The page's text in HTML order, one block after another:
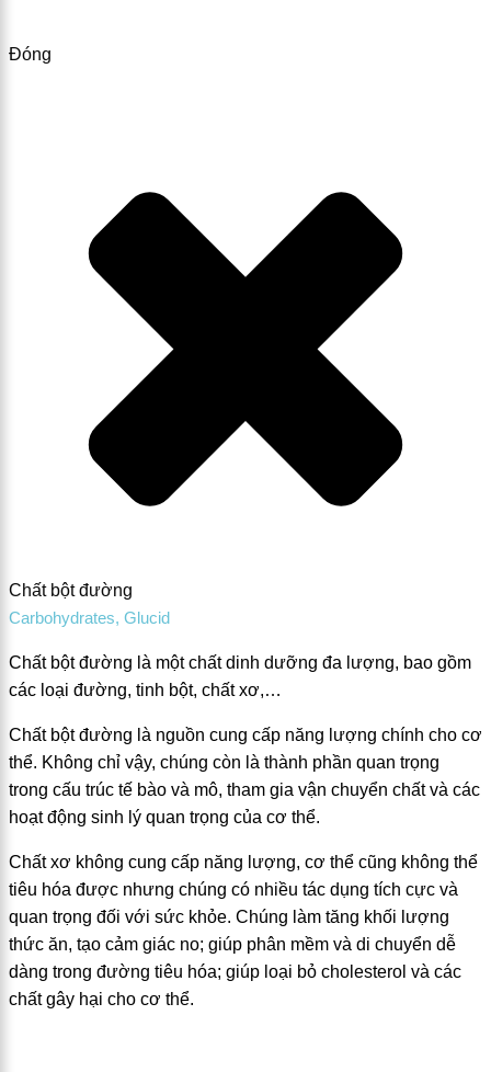
Đóng
Chất bột đường
Carbohydrates, Glucid
Chất bột đường là một chất dinh dưỡng đa lượng, bao gồm
các loại đường, tinh bột, chất xơ,…
Chất bột đường là nguồn cung cấp năng lượng chính cho cơ
thể. Không chỉ vậy, chúng còn là thành phần quan trọng
trong cấu trúc tế bào và mô, tham gia vận chuyển chất và các
hoạt động sinh lý quan trọng của cơ thể.
Chất xơ không cung cấp năng lượng, cơ thể cũng không thể
tiêu hóa được nhưng chúng có nhiều tác dụng tích cực và
quan trọng đối với sức khỏe. Chúng làm tăng khối lượng
thức ăn, tạo cảm giác no; giúp phân mềm và di chuyển dễ
dàng trong đường tiêu hóa; giúp loại bỏ cholesterol và các
chất gây hại cho cơ thể.